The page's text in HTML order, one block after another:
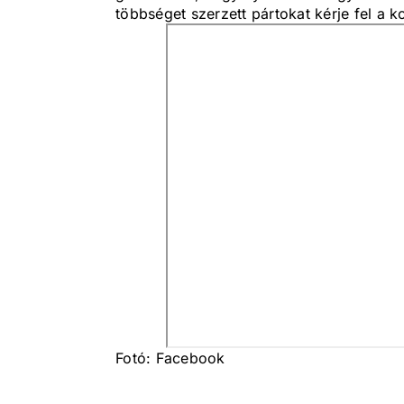
többséget szerzett pártokat kérje fel a
Fotó: Facebook